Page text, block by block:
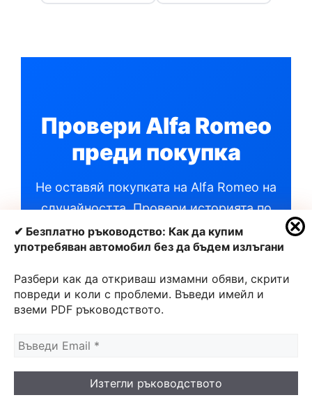
Провери Alfa Romeo
преди покупка
Не оставяй покупката на Alfa Romeo на
случайността. Провери историята по
VIN номер и вземи информирано
решение.
Провери сега с 20%
намаление
✔ Безплатно ръководство: Как да купим
употребяван автомобил без да бъдем излъгани
Разбери как да откриваш измамни обяви, скрити
повреди и коли с проблеми. Въведи имейл и
вземи PDF ръководството.